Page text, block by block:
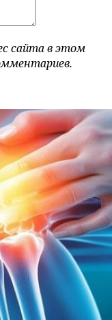
сайта в этом